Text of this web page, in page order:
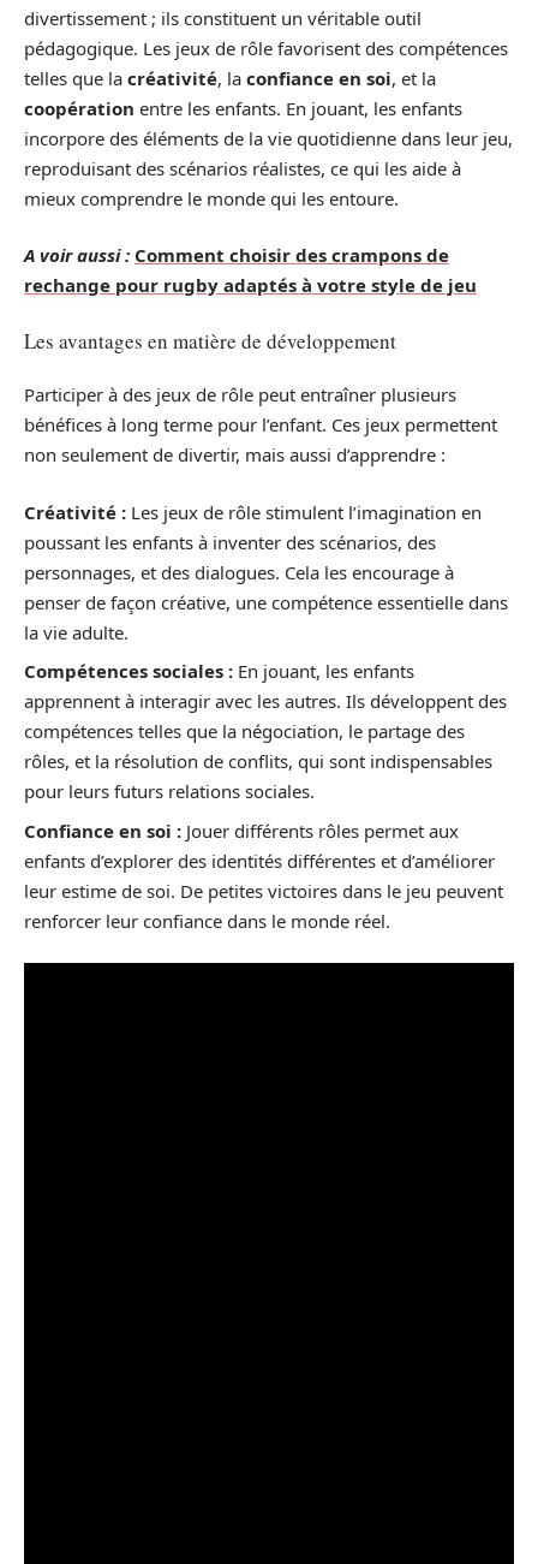
divertissement ; ils constituent un véritable outil
pédagogique. Les jeux de rôle favorisent des compétences
telles que la créativité, la confiance en soi, et la
coopération entre les enfants. En jouant, les enfants
incorpore des éléments de la vie quotidienne dans leur jeu,
reproduisant des scénarios réalistes, ce qui les aide à
mieux comprendre le monde qui les entoure.
A voir aussi : Comment choisir des crampons de
rechange pour rugby adaptés à votre style de jeu
Les avantages en matière de développement
Participer à des jeux de rôle peut entraîner plusieurs
bénéfices à long terme pour l’enfant. Ces jeux permettent
non seulement de divertir, mais aussi d’apprendre :
Créativité : Les jeux de rôle stimulent l’imagination en
poussant les enfants à inventer des scénarios, des
personnages, et des dialogues. Cela les encourage à
penser de façon créative, une compétence essentielle dans
la vie adulte.
Compétences sociales : En jouant, les enfants
apprennent à interagir avec les autres. Ils développent des
compétences telles que la négociation, le partage des
rôles, et la résolution de conflits, qui sont indispensables
pour leurs futurs relations sociales.
Confiance en soi : Jouer différents rôles permet aux
enfants d’explorer des identités différentes et d’améliorer
leur estime de soi. De petites victoires dans le jeu peuvent
renforcer leur confiance dans le monde réel.